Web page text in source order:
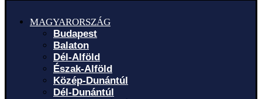
MAGYARORSZÁG
Budapest
Balaton
Dél-Alföld
Észak-Alföld
Közép-Dunántúl
Dél-Dunántúl